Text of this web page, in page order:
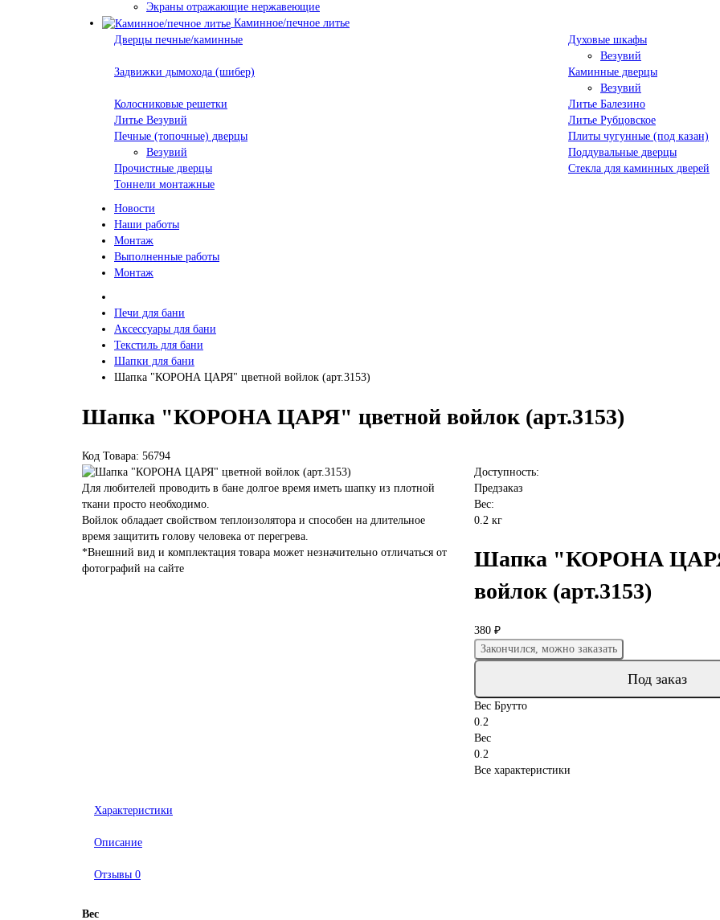
Экраны отражающие нержавеющие
Каминное/печное литье
Дверцы печные/каминные
Духовые шкафы
Везувий
Задвижки дымохода (шибер)
Каминные дверцы
Везувий
Колосниковые решетки
Литье Балезино
Литье Везувий
Литье Рубцовское
Печные (топочные) дверцы
Везувий
Плиты чугунные (под казан)
Поддувальные дверцы
Прочистные дверцы
Стекла для каминных дверей
Тоннели монтажные
Новости
Наши работы
Монтаж
Выполненные работы
Монтаж
Печи для бани
Аксессуары для бани
Текстиль для бани
Шапки для бани
Шапка "КОРОНА ЦАРЯ" цветной войлок (арт.3153)
Шапка "КОРОНА ЦАРЯ" цветной войлок (арт.3153)
Код Товара: 56794
Для любителей проводить в бане долгое время иметь шапку из плотной
ткани просто необходимо.
Войлок обладает свойством теплоизолятора и способен на длительное
время защитить голову человека от перегрева.
*Внешний вид и комплектация товара может незначительно отличаться от
фотографий на сайте
Доступность:
Предзаказ
Вес:
0.2 кг
Шапка "КОРОНА
войлок (арт.3153)
380 ₽
Закончился, можно заказать
Под заказ
Вес Брутто
0.2
Вес
0.2
Все характеристики
Характеристики
Описание
Отзывы 0
Вес